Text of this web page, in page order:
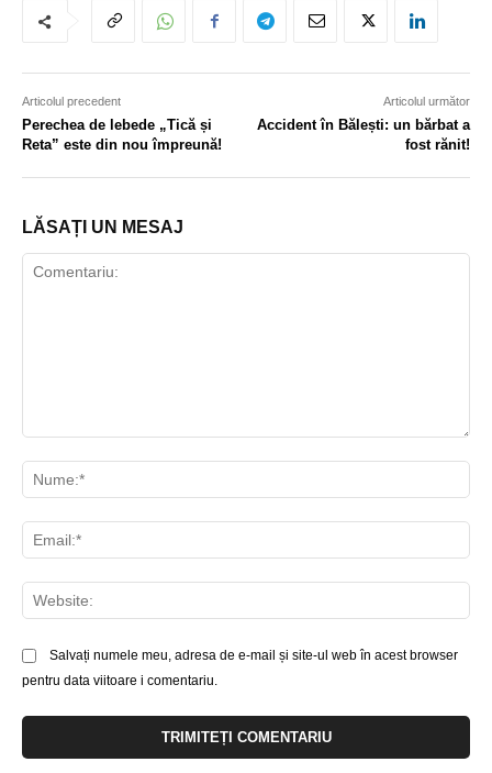
Articolul precedent
Perechea de lebede „Tică și
Reta” este din nou împreună!
Articolul următor
Accident în Bălești: un bărbat a
fost rănit!
LĂSAȚI UN MESAJ
Salvați numele meu, adresa de e-mail și site-ul web în acest browser
pentru data viitoare i comentariu.